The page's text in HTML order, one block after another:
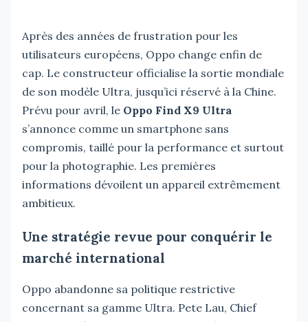
Après des années de frustration pour les
utilisateurs européens, Oppo change enfin de
cap. Le constructeur officialise la sortie mondiale
de son modèle Ultra, jusqu’ici réservé à la Chine.
Prévu pour avril, le Oppo Find X9 Ultra
s’annonce comme un smartphone sans
compromis, taillé pour la performance et surtout
pour la photographie. Les premières
informations dévoilent un appareil extrêmement
ambitieux.
Une stratégie revue pour conquérir le
marché international
Oppo abandonne sa politique restrictive
concernant sa gamme Ultra. Pete Lau, Chief